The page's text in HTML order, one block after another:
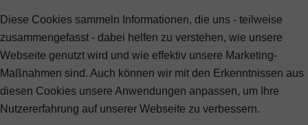
Diese Cookies sammeln Informationen, die uns - teilweise
zusammengefasst - dabei helfen zu verstehen, wie unsere
Webseite genutzt wird und wie effektiv unsere Marketing-
Maßnahmen sind. Auch können wir mit den Erkenntnissen aus
diesen Cookies unsere Anwendungen anpassen, um Ihre
Nutzererfahrung auf unserer Webseite zu verbessern.